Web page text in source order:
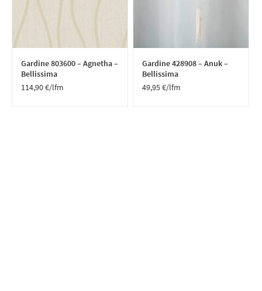
Gardine 803600 – Agnetha –
Bellissima
114,90€/lfm
Gardine 428908 – Anuk –
Bellissima
49,95€/lfm